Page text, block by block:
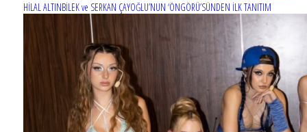
HİLAL ALTINBİLEK ve SERKAN ÇAYOĞLU’NUN ‘ÖNGÖRÜ’SÜNDEN İLK TANITIM